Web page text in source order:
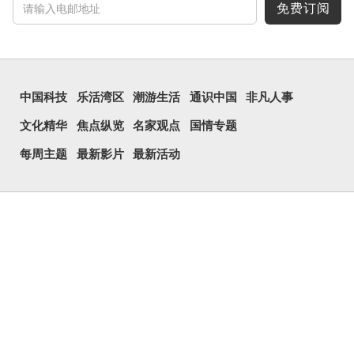
免费订阅
中国科技 乐活湾区 潮游生活 通识中国 非凡人事
文化精华 焦点纵览 名家观点 国情专题
每周主题 最新影片 最新活动